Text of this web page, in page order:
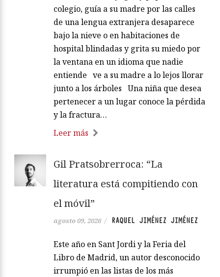
colegio, guía a su madre por las calles
de una lengua extranjera desaparece
bajo la nieve o en habitaciones de
hospital blindadas y grita su miedo por
la ventana en un idioma que nadie
entiende ve a su madre a lo lejos llorar
junto a los árboles Una niña que desea
pertenecer a un lugar conoce la pérdida
y la fractura…
Leer más
Gil Pratsobrerroca: “La
literatura está compitiendo con
el móvil”
agosto 09, 2026 / RAQUEL JIMÉNEZ JIMÉNEZ
Este año en Sant Jordi y la Feria del
Libro de Madrid, un autor desconocido
irrumpió en las listas de los más